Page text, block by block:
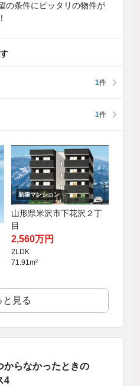
の条件にピッタリの物件が
1件
1件
新築マンション
山形県米沢市下花沢２丁
目
2,560万円
2LDK
71.91m²
と見る
からなかったときの
4